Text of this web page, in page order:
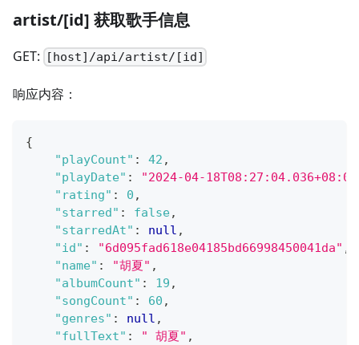
artist/[id] 获取歌手信息
GET: [host]/api/artist/[id]
响应内容：
{
"playCount" : 42 ,
"playDate" :
"2024-04-
"rating" : 0 ,
"starred" : false,
"starredAt" : null ,
"id" : "6d095fad618e04185bd66998450041da" ,
"name" : "胡夏" ,
"albumCount" : 19 ,
"songCount" : 60 ,
"genres" : null ,
"fullText" : " 胡夏" ,